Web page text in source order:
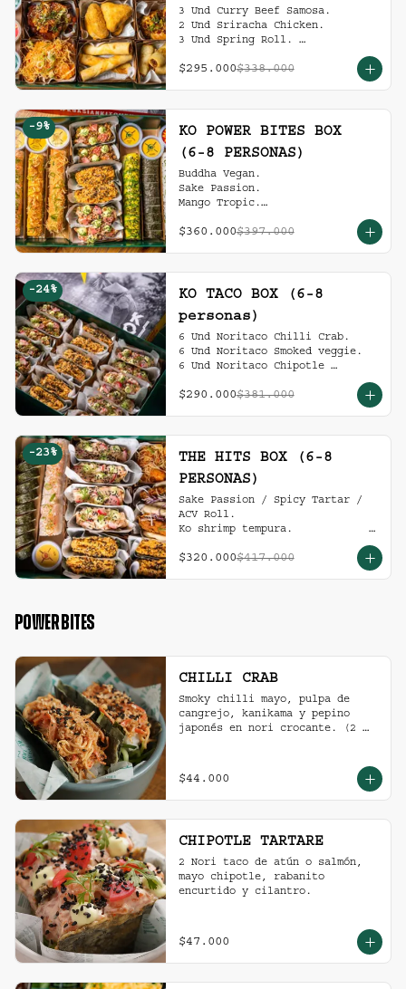
3 Und Curry Beef Samosa.
2 Und Sriracha Chicken.
3 Und Spring Roll.
3 Und Cha Siu Roll.
Ko Shrimp Tempura.
Gochujang Ribs.
$295.000$338.000
-9%
KO POWER BITES BOX
(6-8 PERSONAS)
Buddha Vegan.
Sake Passion.
Mango Tropic.
Dragon.
Tartare.
2 Und Noritaco Chilli Crab.
(6-8 personas).
$360.000$397.000
-24%
KO TACO BOX (6-8
personas)
6 Und Noritaco Chilli Crab.
6 Und Noritaco Smoked veggie.
6 Und Noritaco Chipotle
$290.000$381.000
-23%
THE HITS BOX (6-8
PERSONAS)
Sake Passion / Spicy Tartar /
ACV Roll.
Ko shrimp tempura.
Tartare.
4 Und Noritaco Chilli Crab.
$320.000$417.000
POWER BITES
CHILLI CRAB
Smoky chilli mayo, pulpa de
cangrejo, kanikama y pepino
japonés en nori crocante. (2
$44.000
CHIPOTLE TARTARE
2 Nori taco de atún o salmón,
mayo chipotle, rabanito
encurtido y cilantro.
$47.000